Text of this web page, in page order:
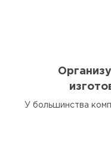
У большинства